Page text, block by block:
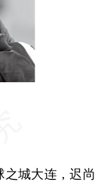
城大连，迟尚